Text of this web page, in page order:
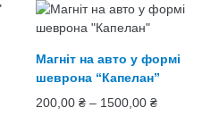
Магніт на авто у формі
шеврона “Капелан”
200,00 ₴ – 1500,00 ₴